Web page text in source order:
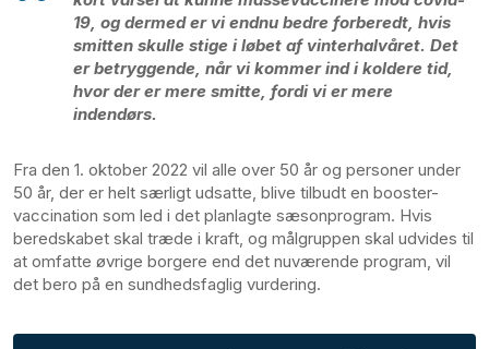
19, og dermed er vi endnu bedre forberedt, hvis
smitten skulle stige i løbet af vinterhalvåret. Det
er betryggende, når vi kommer ind i koldere tid,
hvor der er mere smitte, fordi vi er mere
indendørs.
Fra den 1. oktober 2022 vil alle over 50 år og personer under
50 år, der er helt særligt udsatte, blive tilbudt en booster-
vaccination som led i det planlagte sæsonprogram. Hvis
beredskabet skal træde i kraft, og målgruppen skal udvides til
at omfatte øvrige borgere end det nuværende program, vil
det bero på en sundhedsfaglig vurdering.